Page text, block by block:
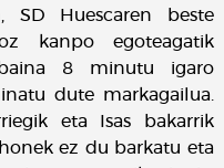
SD Huescaren beste
kanpo egoteagatik
baina 8 minutu igaro
dute markagailua.
eta Isas bakarrik
ez du barkatu eta